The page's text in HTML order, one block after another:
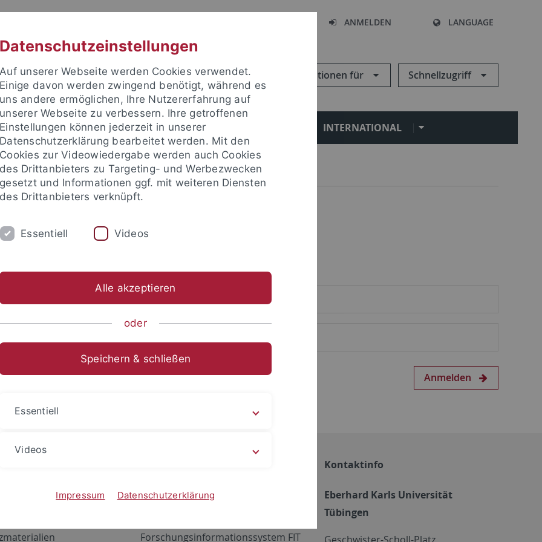
ANMELDEN LANGUAGE
Informationen für Schnellzugriff
FORSCHUNG EINRICHTUNGEN INTERNATIONAL
um sich anzumelden:
Anmelden
Netzwerk
ALMA
Forschungsinformationssystem FIT
Kontaktinfo
Eberhard Karls Universität
Tübingen
Datenschutzeinstellungen
Auf unserer Webseite werden Cookies verwendet.
Einige davon werden zwingend benötigt, während es
uns andere ermöglichen, Ihre Nutzererfahrung auf
unserer Webseite zu verbessern. Ihre getroffenen
Einstellungen können jederzeit in unserer
Datenschutzerklärung bearbeitet werden. Mit den
Cookies zur Videowiedergabe werden auch Cookies
des Drittanbieters zu Targeting- und Werbezwecken
gesetzt und Informationen ggf. mit weiteren Diensten
des Drittanbieters verknüpft.
Essentiell Videos
Alle akzeptieren
oder
Speichern & schließen
Essentiell
Videos
Impressum Datenschutzerklärung